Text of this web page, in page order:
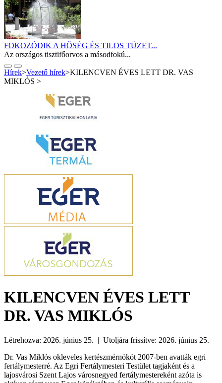
FOKOZÓDIK A HŐSÉG ÉS TILOS TÜZET...
Az országos tisztifőorvos a másodfokú...
Hírek>Vezető hírek>KILENCVEN ÉVES LETT DR. VAS
MIKLÓS >
KILENCVEN ÉVES LETT
DR. VAS MIKLÓS
Létrehozva: 2026. június 25. | Utoljára frissítve: 2026. június 25.
Dr. Vas Miklós okleveles kertészmérnököt 2007-ben avatták egri
fertálymesterré. Az Egri Fertálymesteri Testület tagjaként és a
lajosvárosi Szent Lajos városnegyed fertálymestereként azóta is